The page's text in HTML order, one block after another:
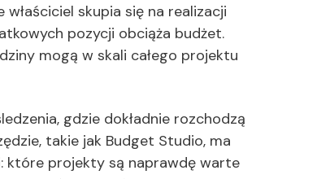
skupia się na realizacji
pozycji obciąża budżet.
mogą w skali całego projektu
gdzie dokładnie rozchodzą
takie jak Budget Studio, ma
które projekty są naprawdę warte